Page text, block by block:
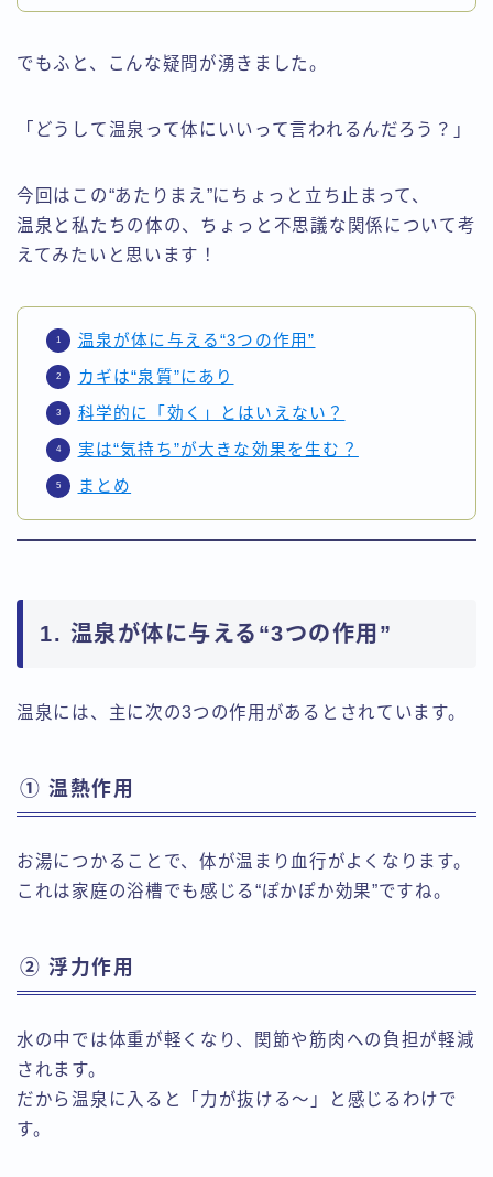
でもふと、こんな疑問が湧きました。
「どうして温泉って体にいいって言われるんだろう？」
今回はこの“あたりまえ”にちょっと立ち止まって、
温泉と私たちの体の、ちょっと不思議な関係について考
えてみたいと思います！
温泉が体に与える“3つの作用”
カギは“泉質”にあり
科学的に「効く」とはいえない？
実は“気持ち”が大きな効果を生む？
まとめ
1. 温泉が体に与える“3つの作用”
温泉には、主に次の3つの作用があるとされています。
① 温熱作用
お湯につかることで、体が温まり血行がよくなります。
これは家庭の浴槽でも感じる“ぽかぽか効果”ですね。
② 浮力作用
水の中では体重が軽くなり、関節や筋肉への負担が軽減
されます。
だから温泉に入ると「力が抜ける〜」と感じるわけで
す。